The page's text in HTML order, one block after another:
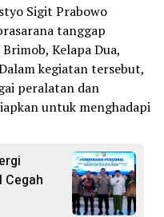
Sigit Prabowo
tanggap
Kelapa Dua,
kegiatan tersebut,
peralatan dan
untuk menghadapi
Cegah